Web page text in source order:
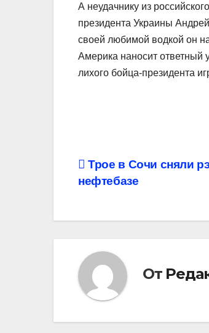
А неудачнику из
президента Украины
своей любимой водкой он
Америка наносит ответный
лихого бойца-президента
Навигация
по
записям
Трое в Сочи сняли
нефтебазе
От